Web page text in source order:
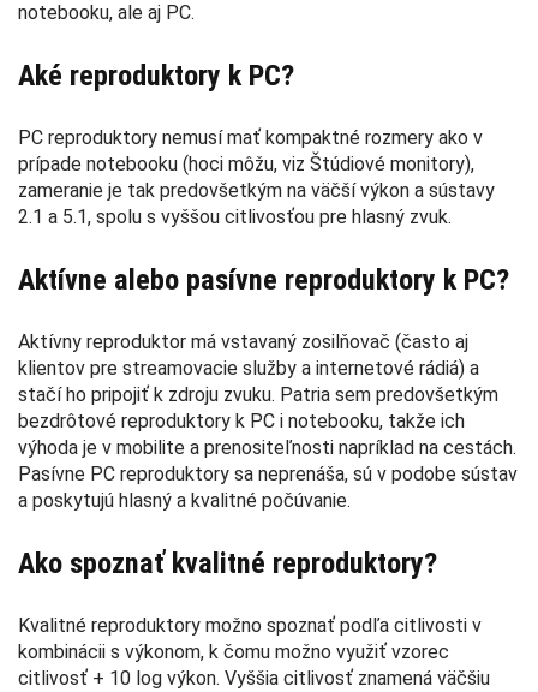
notebooku, ale aj PC.
Aké reproduktory k PC?
PC reproduktory nemusí mať kompaktné rozmery ako v
prípade notebooku (hoci môžu, viz Štúdiové monitory),
zameranie je tak predovšetkým na väčší výkon a sústavy
2.1 a 5.1, spolu s vyššou citlivosťou pre hlasný zvuk.
Aktívne alebo pasívne reproduktory k PC?
Aktívny reproduktor má vstavaný zosilňovač (často aj
klientov pre streamovacie služby a internetové rádiá) a
stačí ho pripojiť k zdroju zvuku. Patria sem predovšetkým
bezdrôtové reproduktory k PC i notebooku, takže ich
výhoda je v mobilite a prenositeľnosti napríklad na cestách.
Pasívne PC reproduktory sa neprenáša, sú v podobe sústav
a poskytujú hlasný a kvalitné počúvanie.
Ako spoznať kvalitné reproduktory?
Kvalitné reproduktory možno spoznať podľa citlivosti v
kombinácii s výkonom, k čomu možno využiť vzorec
citlivosť + 10 log výkon. Vyššia citlivosť znamená väčšiu